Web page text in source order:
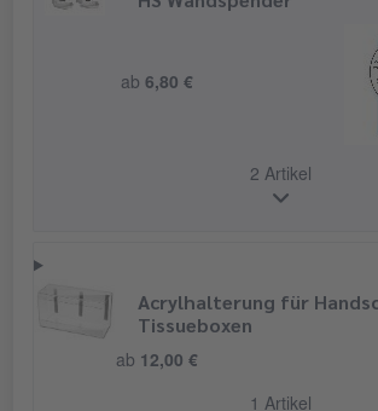
ab 6,80 €
2 Artikel
Acrylhalterung für
Tissueboxen
ab 12,00 €
1 Artikel